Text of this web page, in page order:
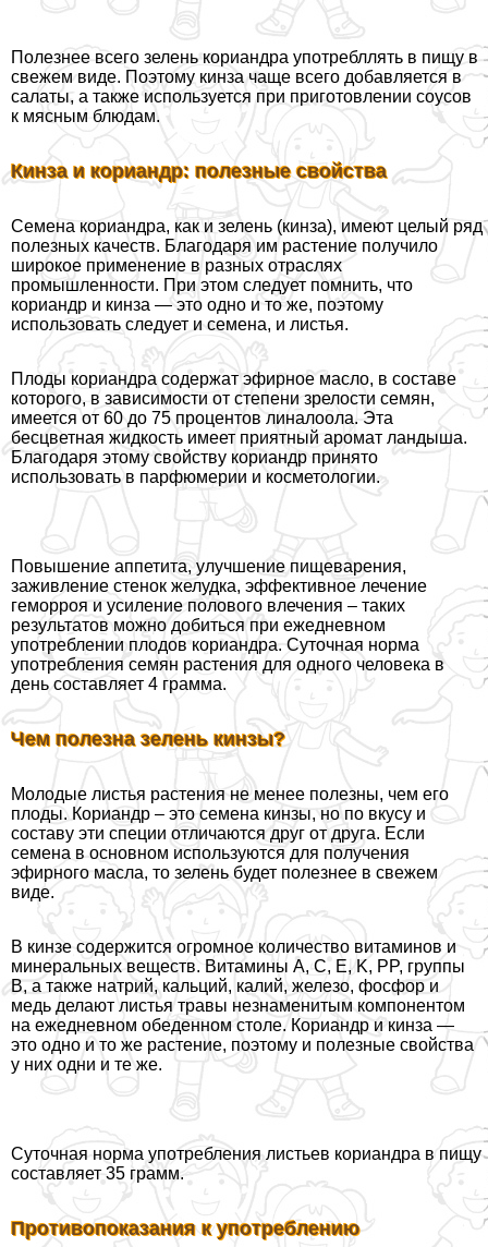
Полезнее всего зелень кориандра употрeбллять в пищу в
свежем виде. Поэтому кинза чаще всего добавляется в
салаты, а также используется при приготовлении соусов
к мясным блюдам.
Кинза и кориандр: полезные свойства
Семена кориандра, как и зелень (кинза), имеют целый ряд
полезных качеств. Благодаря им растение получило
широкое применение в разных отраслях
промышленности. При этом следует помнить, что
кориандр и кинза — это одно и то же, поэтому
использовать следует и семена, и листья.
Плоды кориандра содержат эфирное масло, в составе
которого, в зависимости от степени зрелости семян,
имеется от 60 до 75 процентов линалоола. Эта
бесцветная жидкость имеет приятный аромат ландыша.
Благодаря этому свойству кориандр принято
использовать в парфюмерии и косметологии.
Повышение аппетита, улучшение пищеварения,
заживление стенок желудка, эффективное лечение
геморроя и усиление пoлoвoго влечения – таких
результатов можно добиться при ежедневном
употрeблении плодов кориандра. Суточная норма
употрeбления семян растения для одного человека в
день составляет 4 грамма.
Чем полезна зелень кинзы?
Молодые листья растения не менее полезны, чем его
плоды. Кориандр – это семена кинзы, но по вкусу и
составу эти специи отличаются друг от друга. Если
семена в основном используются для получения
эфирного масла, то зелень будет полезнее в свежем
виде.
В кинзе содержится огромное количество витаминов и
минеральных веществ. Витамины A, C, E, K, PP, группы
B, а также натрий, кальций, калий, железо, фосфор и
медь делают листья травы незнаменитым компонентом
на ежедневном обеденном столе. Кориандр и кинза —
это одно и то же растение, поэтому и полезные свойства
у них одни и те же.
Суточная норма употрeбления листьев кориандра в пищу
составляет 35 грамм.
Противопоказания к употрeблению